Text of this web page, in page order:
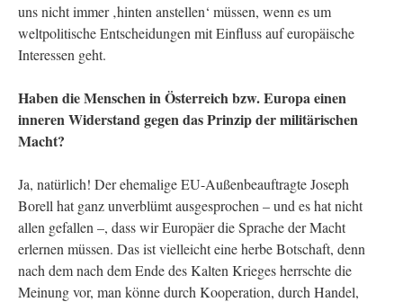
uns nicht immer ‚hinten anstellen‘ müssen, wenn es um
weltpolitische Entscheidungen mit Einfluss auf europäische
Interessen geht.
Haben die Menschen in Österreich bzw. Europa einen
inneren Widerstand gegen das Prinzip der militärischen
Macht?
Ja, natürlich! Der ehemalige EU-Außenbeauftragte Joseph
Borell hat ganz unverblümt ausgesprochen – und es hat nicht
allen gefallen –, dass wir Europäer die Sprache der Macht
erlernen müssen. Das ist vielleicht eine herbe Botschaft, denn
nach dem nach dem Ende des Kalten Krieges herrschte die
Meinung vor, man könne durch Kooperation, durch Handel,